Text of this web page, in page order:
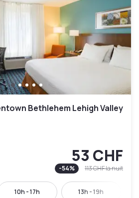
Bethlehem Lehigh Valley
53 CHF
-54% 113 CHFla nuit
10h - 17h 13h - 19h